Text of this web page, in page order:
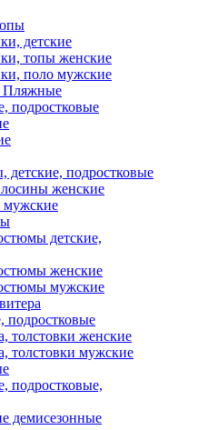
детские
топы женские
поло мужские
Пляжные
подростковые
подростковые
женские
мужские
детские,
женские
мужские
подростковые
толстовки женские
толстовки мужские
подростковые,
демисезонные